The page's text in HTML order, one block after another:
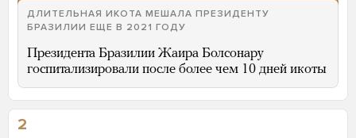
ДЛИТЕЛЬНАЯ ИКОТА МЕШАЛА ПРЕЗИДЕНТУ
БРАЗИЛИИ ЕЩЕ В 2021 ГОДУ
Президента Бразилии Жаира Болсонару
госпитализировали после более чем 10 дней икоты
2